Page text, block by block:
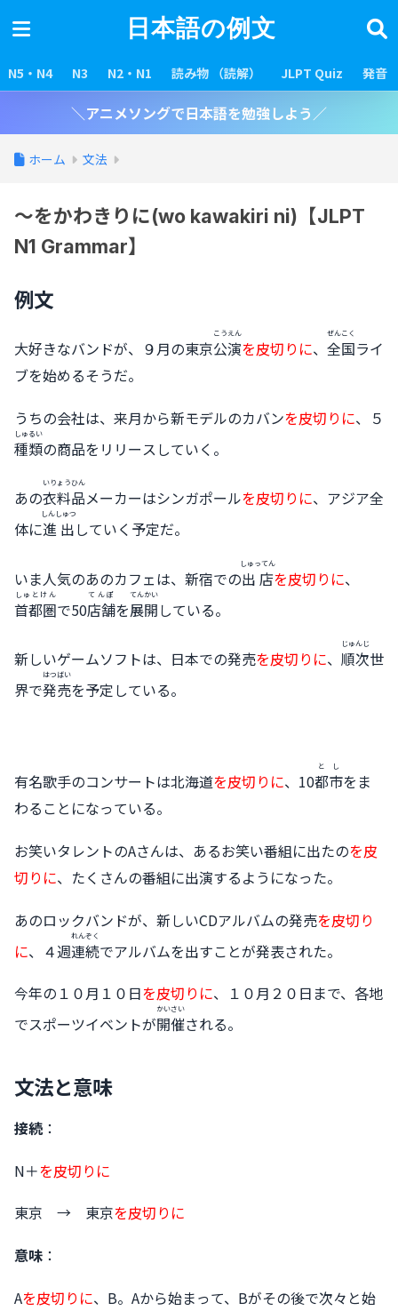
日本語の例文
N5・N4 N3 N2・N1 読み物 （読解） JLPT Quiz 発音
＼アニメソングで日本語を勉強しよう／
ホーム 文法
〜をかわきりに(wo kawakiri ni)【JLPT
N1 Grammar】
例文
大好きなバンドが、９月の東京公演
こうえん
を皮切りに、 全国
ぜんこく
ライ
ブを始めるそうだ。
うちの会社は、来月から新モデルのカバンを皮切りに、５
種類
しゅるい
の商品をリリースしていく。
あの衣料品
いりょうひん
メーカーはシンガポールを皮切りに、アジア全
体に進出
しんしゅつ
していく予定だ。
いま人気のあのカフェは、新宿での出店
しゅってん
を皮切りに、
首都圏
しゅとけん
で50店舗
てんぽ
を展開
てんかい
している。
新しいゲームソフトは、日本での発売を皮切りに、 順次
じゅんじ
世
界で発売
はつばい
を予定している。
有名歌手のコンサートは北海道を皮切りに、10都市
とし
をま
わることになっている。
お笑いタレントのAさんは、あるお笑い番組に出たのを皮
切りに、たくさんの番組に出演するようになった。
あのロックバンドが、新しいCDアルバムの発売を皮切り
に、４週連続
れんぞく
でアルバムを出すことが発表された。
今年の１０月１０日を皮切りに、１０月２０日まで、各地
でスポーツイベントが開催
かいさい
される。
文法と意味
接続：
N＋を皮切りに
東京 → 東京を皮切りに
意味 ：
Aを皮切りに、B。Aから始まって、Bがその後で次々と始